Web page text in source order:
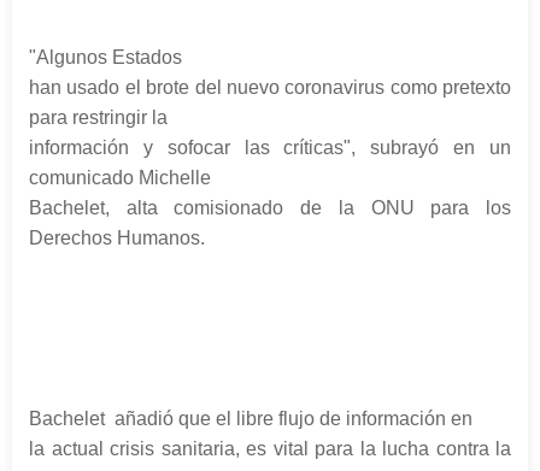
"Algunos Estados
han usado el brote del nuevo coronavirus como pretexto
para restringir la
información y sofocar las críticas", subrayó en un
comunicado Michelle
Bachelet, alta comisionado de la ONU para los
Derechos Humanos.
Bachelet añadió que el libre flujo de información en
la actual crisis sanitaria, es vital para la lucha contra la